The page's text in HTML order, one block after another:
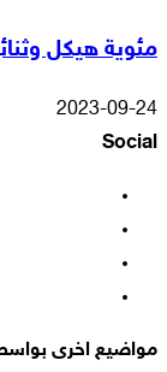
مئوية هيكل
2023-09-24
Social
مواضيع اخرى